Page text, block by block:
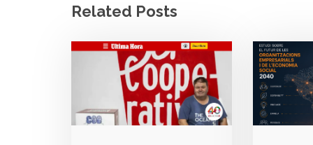
Related Posts